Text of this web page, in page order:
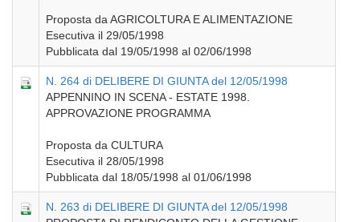
Proposta da AGRICOLTURA E ALIMENTAZIONE
Esecutiva il 29/05/1998
Pubblicata dal 19/05/1998 al 02/06/1998
N. 264 di DELIBERE DI GIUNTA del 12/05/1998
APPENNINO IN SCENA - ESTATE 1998.
APPROVAZIONE PROGRAMMA
Proposta da CULTURA
Esecutiva il 28/05/1998
Pubblicata dal 18/05/1998 al 01/06/1998
N. 263 di DELIBERE DI GIUNTA del 12/05/1998